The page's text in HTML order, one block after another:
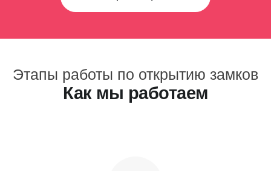
Этапы работы по открытию замков
Как мы работаем